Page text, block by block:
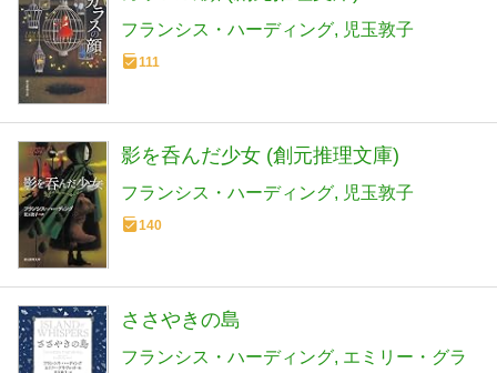
フランシス・ハーディング 児玉敦子
111
影を呑んだ少女 (創元推理文庫)
フランシス・ハーディング 児玉敦子
140
ささやきの島
フランシス・ハーディング エミリー・グラ